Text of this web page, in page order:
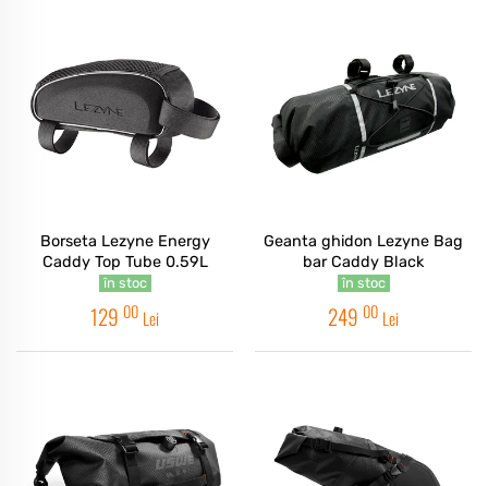
Borseta Lezyne Energy
Caddy Top Tube 0.59L
în stoc
129 00 Lei
Geanta ghidon Lezyne Bag
bar Caddy Black
în stoc
249 00 Lei